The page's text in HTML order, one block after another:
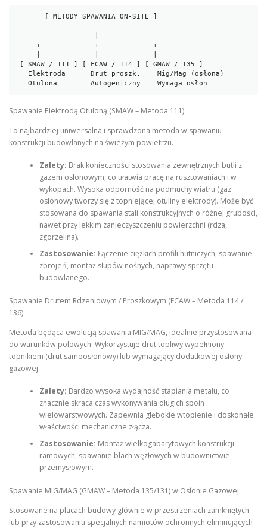
     +-------------+-------------+
Spawanie Elektrodą Otuloną (SMAW – Metoda 111)
To najbardziej uniwersalna i sprawdzona metoda w spawaniu
konstrukcji budowlanych na świeżym powietrzu.
Zalety: Brak konieczności stosowania zewnętrznych butli z
gazem osłonowym, co ułatwia pracę na rusztowaniach i w
wykopach. Wysoka odporność na podmuchy wiatru (gaz
osłonowy tworzy się z topniejącej otuliny elektrody). Może być
stosowana do spawania stali konstrukcyjnych o różnej grubości,
nawet przy lekkim zanieczyszczeniu powierzchni (rdza,
zgorzelina).
Zastosowanie: Łączenie ciężkich profili hutniczych, spawanie
zbrojeń, montaż słupów nośnych, naprawy sprzętu
budowlanego.
Spawanie Drutem Rdzeniowym / Proszkowym (FCAW – Metoda 114 /
136)
Metoda będąca ewolucją spawania MIG/MAG, idealnie przystosowana
do warunków polowych. Wykorzystuje drut topliwy wypełniony
topnikiem (drut samoosłonowy) lub wymagający dodatkowej osłony
gazowej.
Zalety: Bardzo wysoka wydajność stapiania metalu, co
znacznie skraca czas wykonywania długich spoin
wielowarstwowych. Zapewnia głębokie wtopienie i doskonałe
właściwości mechaniczne złącza.
Zastosowanie: Montaż wielkogabarytowych konstrukcji
ramowych, spawanie blach węzłowych w budownictwie
przemysłowym.
Spawanie MIG/MAG (GMAW – Metoda 135/131) w Osłonie Gazowej
Stosowane na placach budowy głównie w przestrzeniach zamkniętych
lub przy zastosowaniu specjalnych namiotów ochronnych eliminujących